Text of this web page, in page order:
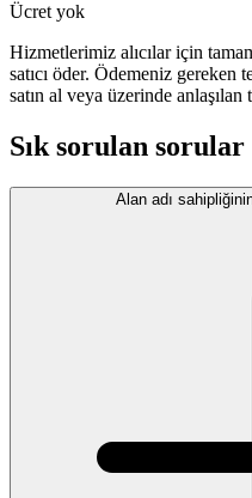
Ücret yok
Hizmetlerimiz alıcılar için
satıcı öder. Ödemeniz gereken
satın al veya üzerinde
Sık sorulan sorular
Alan adı